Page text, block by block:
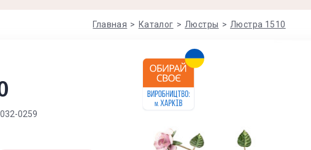
Главная Каталог Люстры Люстра 1510
0259